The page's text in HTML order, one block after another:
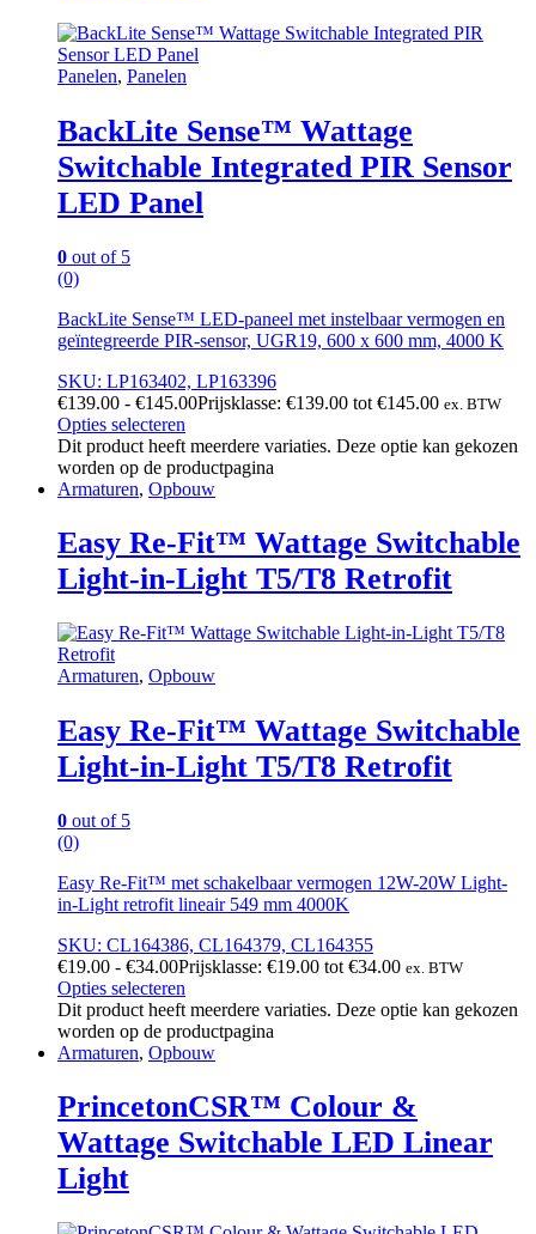
Panelen, Panelen
BackLite Sense™ Wattage
Switchable Integrated PIR Sensor
LED Panel
0 out of 5
(0)
BackLite Sense™ LED-paneel met instelbaar vermogen en
geïntegreerde PIR-sensor, UGR19, 600 x 600 mm, 4000 K
SKU: LP163402, LP163396
€139.00 - €145.00Prijsklasse: €139.00 tot €145.00 ex. BTW
Opties selecteren
Dit product heeft meerdere variaties. Deze optie kan gekozen
worden op de productpagina
Armaturen, Opbouw
Easy Re-Fit™ Wattage Switchable
Light-in-Light T5/T8 Retrofit
Armaturen, Opbouw
Easy Re-Fit™ Wattage Switchable
Light-in-Light T5/T8 Retrofit
0 out of 5
(0)
Easy Re-Fit™ met schakelbaar vermogen 12W-20W Light-
in-Light retrofit lineair 549 mm 4000K
SKU: CL164386, CL164379, CL164355
€19.00 - €34.00Prijsklasse: €19.00 tot €34.00 ex. BTW
Opties selecteren
Dit product heeft meerdere variaties. Deze optie kan gekozen
worden op de productpagina
Armaturen, Opbouw
PrincetonCSR™ Colour &
Wattage Switchable LED Linear
Light